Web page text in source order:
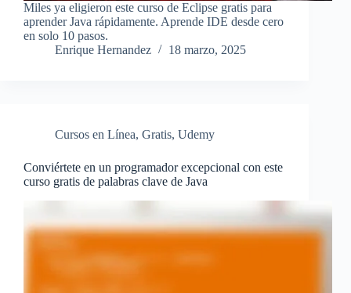
Miles ya eligieron este curso de Eclipse gratis para
aprender Java rápidamente. Aprende IDE desde cero
en solo 10 pasos.
Enrique Hernandez
18 marzo, 2025
Cursos en Línea, Gratis, Udemy
Conviértete en un programador excepcional con este
curso gratis de palabras clave de Java